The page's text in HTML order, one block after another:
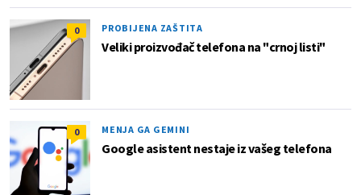
0 PROBIJENA ZAŠTITA
Veliki proizvođač telefona na "crnoj listi"
0 MENJA GA GEMINI
Google asistent nestaje iz vašeg telefona